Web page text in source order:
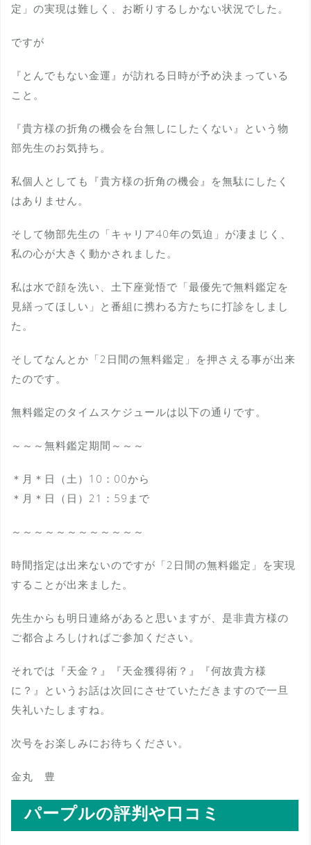
定」の実現は難しく、お断りするしかない状況でした。
ですが
『とんでもない金運』が訪れる日時が予め決まっている
こと。
『貴方様の折角の機会を台無しにしたくない』という物
部先生のお気持ち。
私個人としても『貴方様の折角の機会』を無駄にしたく
はありません。
そして物部先生の「キャリア40年の気迫」が凄まじく、
私の心が大きく動かされました。
私は水で顔を洗い、土下座覚悟で「最優先で無料鑑定を
見繕ってほしい」と番組に携わる方たちに打診をしまし
た。
そしてなんとか「2日間の無料鑑定」を押さえる事が出来
たのです。
無料鑑定のタイムスケジュールは以下の通りです。
～～～無料鑑定期間～～～
＊月＊日（土）10：00から
＊月＊日（日）21：59まで
～～～～～～～～～～～～
時間指定は出来ないのですが「2日間の無料鑑定」を実現
することが出来ました。
先生からも明日連絡があると思いますが、是非貴方様の
ご都合よろしければご参加ください。
それでは『天金？』『天金獲得術？』『何故貴方様
に？』というお話は次回にさせていただきますので一旦
失礼いたしますね。
次号をお楽しみにお待ちください。
金丸 豊
パープルの評判や口コミ